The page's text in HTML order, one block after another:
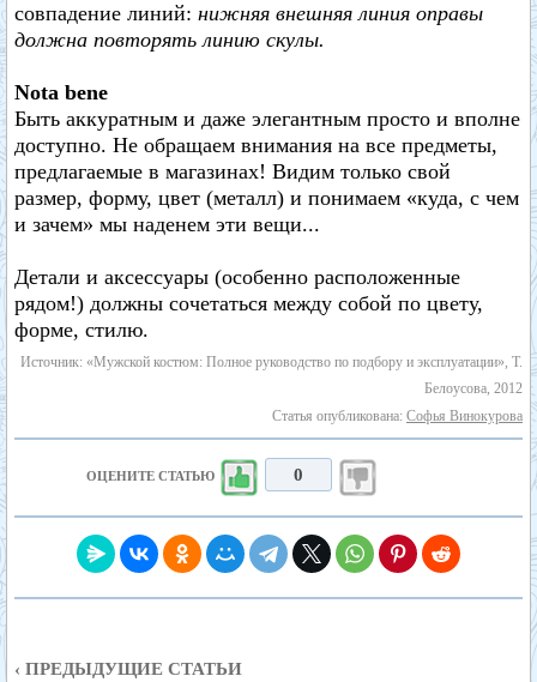
совпадение линий: нижняя внешняя линия оправы
должна повторять линию скулы.
Nota bene
Быть аккуратным и даже элегантным просто и вполне
доступно. Не обращаем внимания на все предметы,
предлагаемые в магазинах! Видим только свой
размер, форму, цвет (металл) и понимаем «куда, с чем
и зачем» мы наденем эти вещи...
Детали и аксессуары (особенно расположенные
рядом!) должны сочетаться между собой по цвету,
форме, стилю.
Источник: «Мужской костюм: Полное руководство по подбору и эксплуатации», Т.
Белоусова, 2012
Статья опубликована: Софья Винокурова
ОЦЕНИТЕ СТАТЬЮ 0
‹ ПРЕДЫДУЩИЕ СТАТЬИ